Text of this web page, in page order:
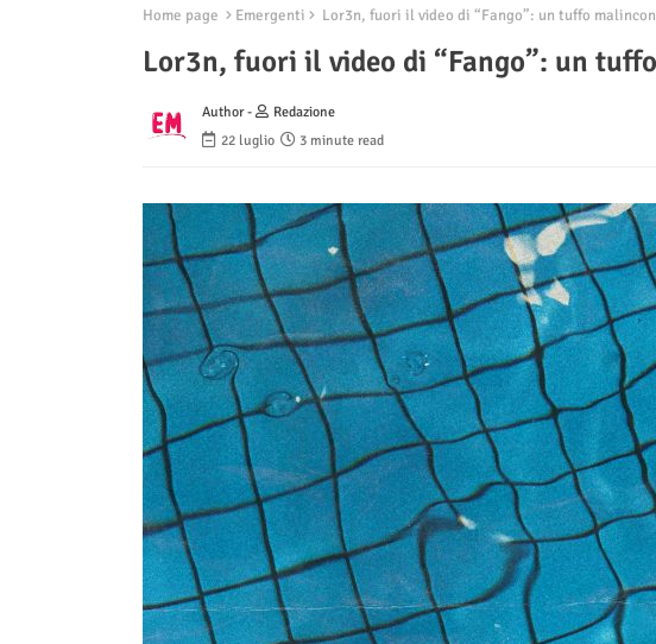
Home page Emergenti Lor3n, fuori il video di “Fango”: un tuffo
Lor3n, fuori il video di “Fango”: un
Author -
Redazione
22 luglio
3 minute read